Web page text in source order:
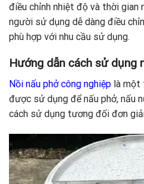
điều chỉnh nhiệt độ và thời gian
người sử dụng dễ dàng điều
phù hợp với nhu cầu sử dụng.
Hướng dẫn cách sử dụng
Nồi nấu phở công nghiệp là một
được sử dụng để nấu phở, nấu
cách sử dụng tương đối đơn